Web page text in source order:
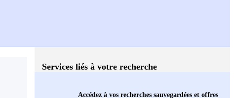
Services liés à votre recherche
Accédez à vos recherches sauvegardées et offres